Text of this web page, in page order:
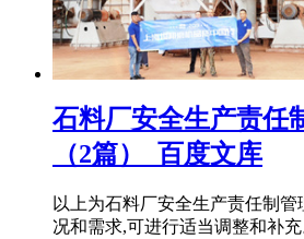
石料厂安全生产责任
（2篇）_百度文库
以上为石料厂安全生产责任制
况和需求,可进行适当调整和补